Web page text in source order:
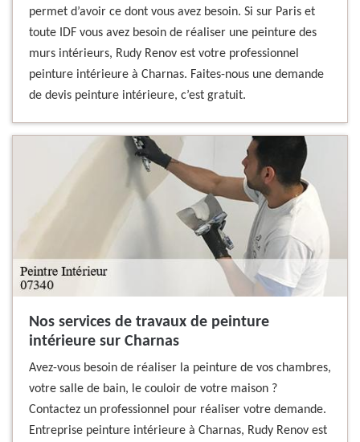
permet d’avoir ce dont vous avez besoin. Si sur Paris et
toute IDF vous avez besoin de réaliser une peinture des
murs intérieurs, Rudy Renov est votre professionnel
peinture intérieure à Charnas. Faites-nous une demande
de devis peinture intérieure, c’est gratuit.
Nos services de travaux de peinture
intérieure sur Charnas
Avez-vous besoin de réaliser la peinture de vos chambres,
votre salle de bain, le couloir de votre maison ?
Contactez un professionnel pour réaliser votre demande.
Entreprise peinture intérieure à Charnas, Rudy Renov est